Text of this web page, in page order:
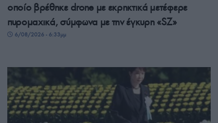
οποίο βρέθηκε drone με εκρηκτικά μετέφερε
πυρομαχικά, σύμφωνα με την έγκυρη «SZ»
6/08/2026 - 6:33μμ